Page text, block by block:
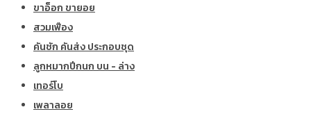
ขาอ็อก ขายอย
สวมเฟือง
คันชัก คันส่ง ประกอบชุด
ลูกหมากปีกนก บน - ล่าง
เทอร์โบ
เพลาลอย